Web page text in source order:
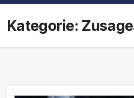
Kategorie: